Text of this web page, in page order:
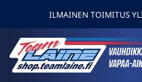
ILMAINEN TOIMITUS